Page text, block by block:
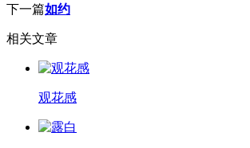
下一篇如约
相关文章
观花感